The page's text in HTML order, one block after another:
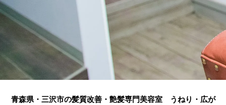
青森県・三沢市の髪質改善・艶髪専門美容室 うねり・広が